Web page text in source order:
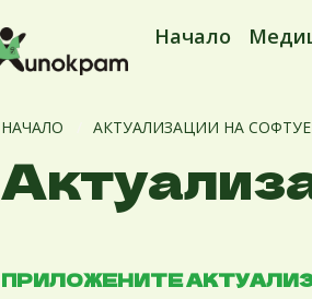
Начало
НАЧАЛО АКТУАЛИЗАЦИИ НА
ПРИЛОЖЕНИТЕ